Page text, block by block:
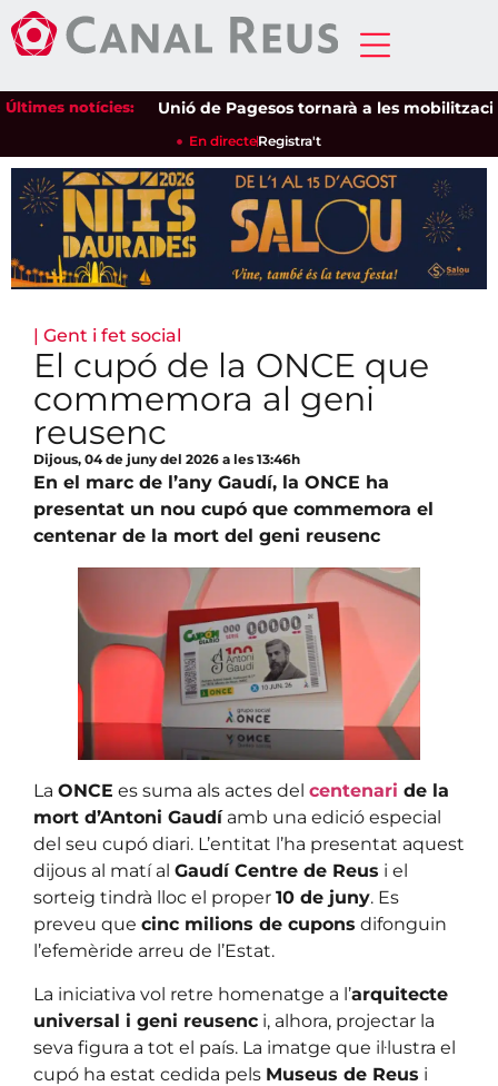
Últimes notícies:Unió de Pagesos tornarà a les
En directeRegistra't
| Gent i fet social
El cupó de la ONCE que
commemora al geni
reusenc
Dijous, 04 de juny del 2026 a les 13:46h
En el marc de l’any Gaudí, la ONCE ha
presentat un nou cupó que commemora el
centenar de la mort del geni reusenc
La ONCE es suma als actes del centenari de la
mort d’Antoni Gaudíamb una edició especial
del seu cupó diari. L’entitat l’ha presentat aquest
dijous al matí al Gaudí Centre de Reus i el
sorteig tindrà lloc el proper 10 de juny. Es
preveu que cinc milions de cupons difonguin
l’efemèride arreu de l’Estat.
La iniciativa vol retre homenatge a l’arquitecte
universal i geni reusenc i, alhora, projectar la
seva figura a tot el país. La imatge que il·lustra el
cupó ha estat cedida pels Museus de Reus i